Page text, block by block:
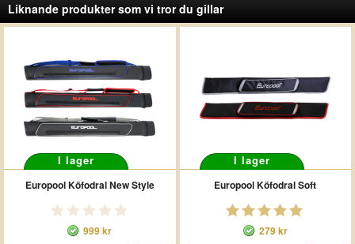
Liknande produkter som vi tror du gillar
I lager
Europool Köfodral New Style
999 kr
I lager
Europool Köfodral Soft
279 kr